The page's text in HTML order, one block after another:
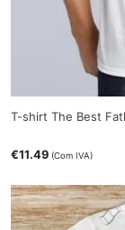
T-shirt The Best
€11.49 (Com IVA)